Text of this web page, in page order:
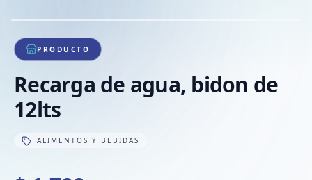
1/1
PRODUCTO
Recarga de agua, bidon de
12lts
ALIMENTOS Y BEBIDAS